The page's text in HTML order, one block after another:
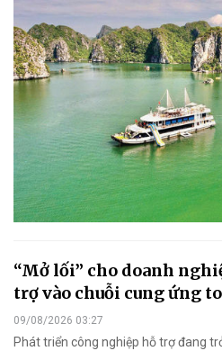
“Mở lối” cho doanh
trợ vào chuỗi cung ứng
09/08/2026 03:27
Phát triển công nghiệp hỗ trợ đang